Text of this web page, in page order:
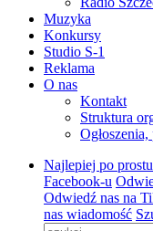
Muzyka
Konkursy
Studio S-1
Reklama
O nas
Kontakt
Struktura
Najlepiej po
Facebook-u
Odwiedź nas na
nas wiadomość